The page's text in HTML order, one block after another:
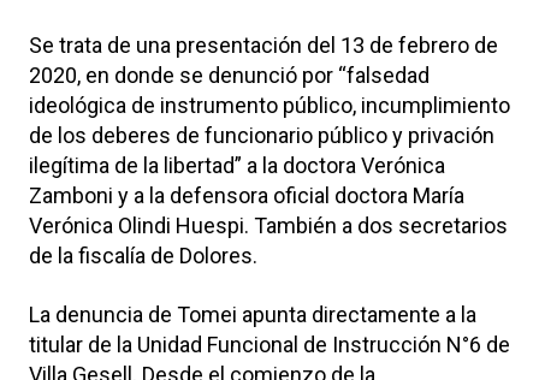
Se trata de una presentación del 13 de febrero de
2020, en donde se denunció por “falsedad
ideológica de instrumento público, incumplimiento
de los deberes de funcionario público y privación
ilegítima de la libertad” a la doctora Verónica
Zamboni y a la defensora oficial doctora María
Verónica Olindi Huespi. También a dos secretarios
de la fiscalía de Dolores.
La denuncia de Tomei apunta directamente a la
titular de la Unidad Funcional de Instrucción N°6 de
Villa Gesell. Desde el comienzo de la